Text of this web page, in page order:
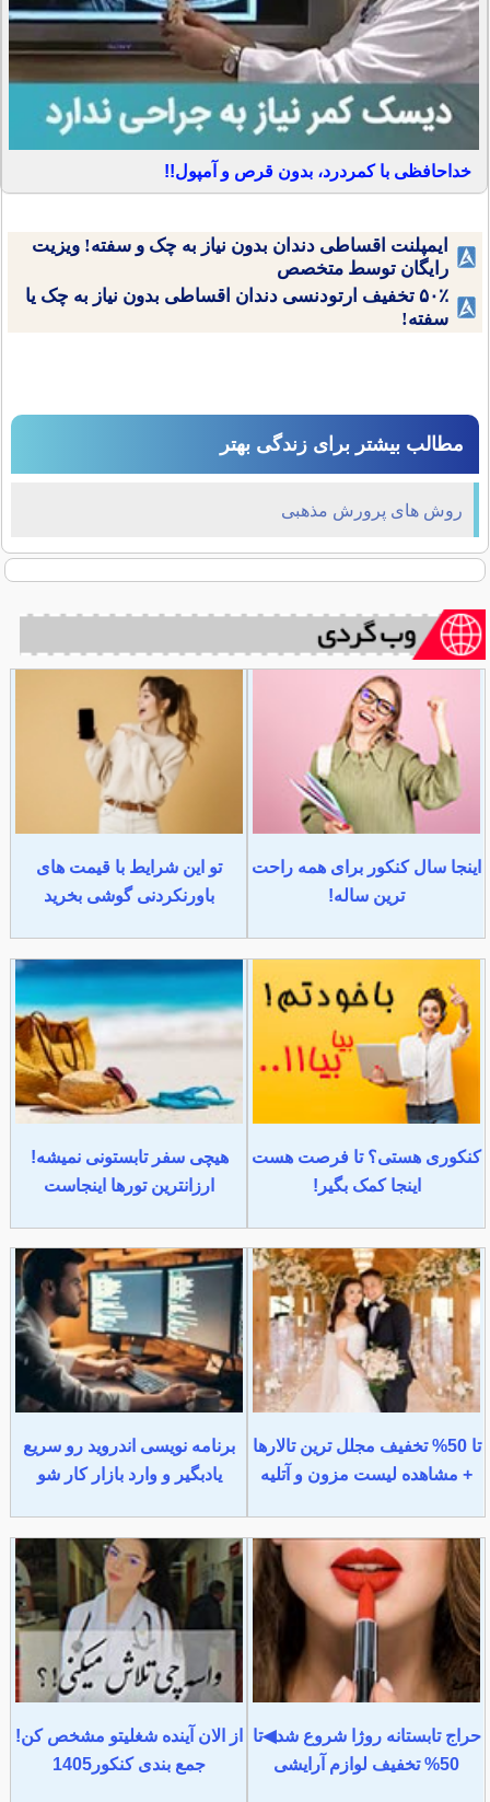
خداحافظی با کمردرد، بدون قرص و آمپول!!
ایمپلنت اقساطی دندان بدون نیاز به چک و سفته! ویزیت
رایگان توسط متخصص
۵۰٪ تخفیف ارتودنسی دندان اقساطی بدون نیاز به چک یا
سفته!
مطالب بیشتر برای زندگی بهتر
روش های پرورش مذهبی
اینجا سال کنکور برای همه راحت
ترین ساله!
تو این شرایط با قیمت های
باورنکردنی گوشی بخرید
کنکوری هستی؟ تا فرصت هست
اینجا کمک بگیر!
هیچی سفر تابستونی نمیشه!
ارزانترین تورها اینجاست
تا 50% تخفیف مجلل ترین تالارها
+ مشاهده لیست مزون و آتلیه
برنامه نویسی اندروید رو سریع
یادبگیر و وارد بازار کار شو
حراج تابستانه روژا شروع شد◀تا
50% تخفیف لوازم آرایشی
از الان آینده شغلیتو مشخص کن!
جمع بندی کنکور1405